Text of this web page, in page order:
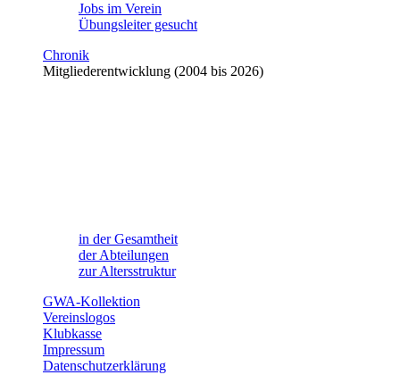
Jobs im Verein
Übungsleiter gesucht
Chronik
Mitgliederentwicklung (2004 bis 2026)
in der Gesamtheit
der Abteilungen
zur Altersstruktur
GWA-Kollektion
Vereinslogos
Klubkasse
Impressum
Datenschutzerklärung